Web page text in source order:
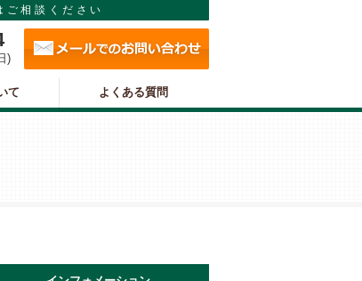
ご相談ください
)
て よくある質問